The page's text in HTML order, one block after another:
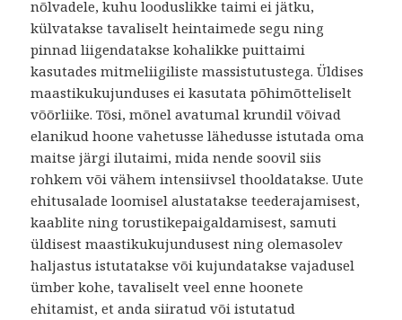
nõlvadele, kuhu looduslikke taimi ei jätku,
külvatakse tavaliselt heintaimede segu ning
pinnad liigendatakse kohalikke puittaimi
kasutades mitmeliigiliste massistutustega. Üldises
maastikukujunduses ei kasutata põhimõtteliselt
võõrliike. Tõsi, mõnel avatumal krundil võivad
elanikud hoone vahetusse lähedusse istutada oma
maitse järgi ilutaimi, mida nende soovil siis
rohkem või vähem intensiivsel thooldatakse. Uute
ehitusalade loomisel alustatakse teederajamisest,
kaablite ning torustikepaigaldamisest, samuti
üldisest maastikukujundusest ning olemasolev
haljastus istutatakse või kujundatakse vajadusel
ümber kohe, tavaliselt veel enne hoonete
ehitamist, et anda siiratud või istutatud